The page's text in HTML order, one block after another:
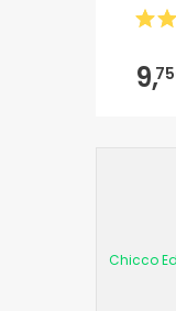
9,
Chicco